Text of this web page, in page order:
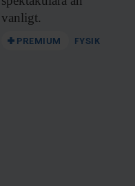
vanligt.
PREMIUM FYSIK